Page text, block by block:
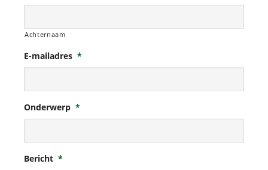
Achternaam
E-mailadres *
Onderwerp *
Bericht *